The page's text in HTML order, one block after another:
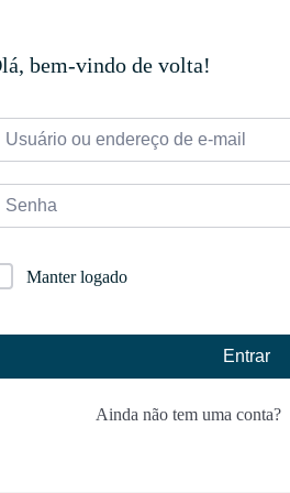
bem-vindo de volta!
Manter logado
Entrar
Ainda não tem uma conta?